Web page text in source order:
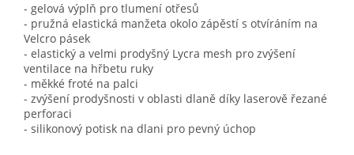
- gelová výplň pro tlumení otřesů
- pružná elastická manžeta okolo zápěstí s otvíráním na
Velcro pásek
- elastický a velmi prodyšný Lycra mesh pro zvýšení
ventilace na hřbetu ruky
- měkké froté na palci
- zvýšení prodyšnosti v oblasti dlaně díky laserově řezané
perforaci
- silikonový potisk na dlani pro pevný úchop